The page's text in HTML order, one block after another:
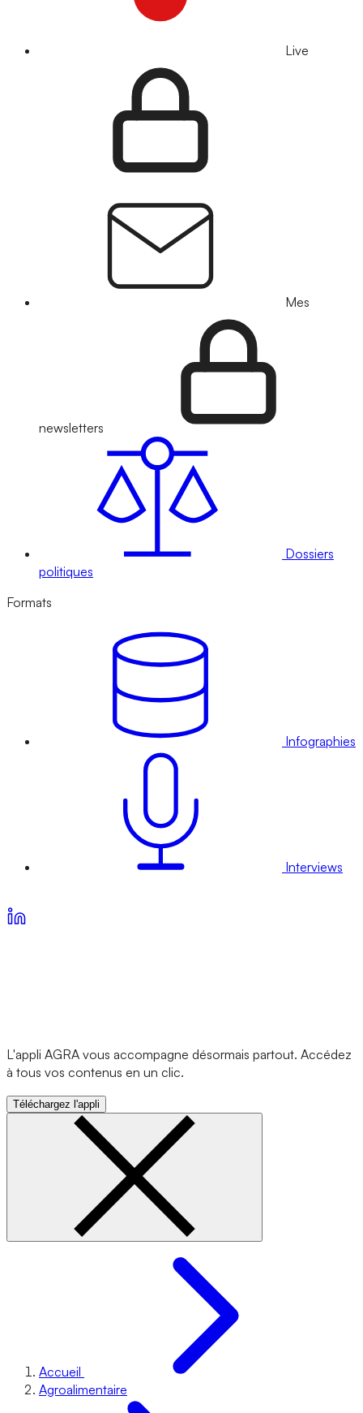
Live
Mes
newsletters
Dossiers
politiques
Formats
Infographies
Interviews
L'appli AGRA vous accompagne désormais partout. Accédez
à tous vos contenus en un clic.
Téléchargez l'appli
Accueil
Agroalimentaire